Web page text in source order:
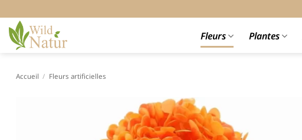
au
contenu
Fleurs Plantes
Accueil / Fleurs artificielles